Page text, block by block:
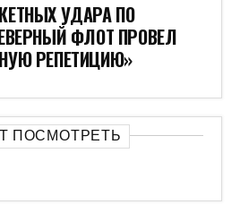
УДАРА ПО
ФЛОТ ПРОВЕЛ
РЕПЕТИЦИЮ»
ПОСМОТРЕТЬ